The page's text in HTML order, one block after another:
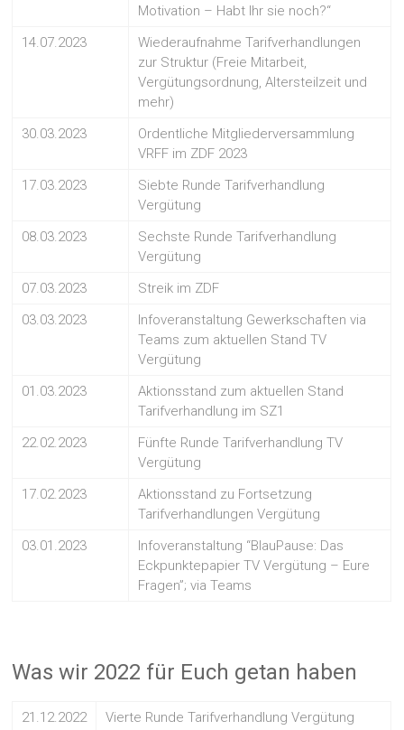
Motivation – Habt Ihr sie noch?“
14.07.2023
Wiederaufnahme Tarifverhandlungen
zur Struktur (Freie Mitarbeit,
Vergütungsordnung, Altersteilzeit und
mehr)
30.03.2023
Ordentliche Mitgliederversammlung
VRFF im ZDF 2023
17.03.2023
Siebte Runde Tarifverhandlung
Vergütung
08.03.2023
Sechste Runde Tarifverhandlung
Vergütung
07.03.2023
Streik im ZDF
03.03.2023
Infoveranstaltung Gewerkschaften via
Teams zum aktuellen Stand TV
Vergütung
01.03.2023
Aktionsstand zum aktuellen Stand
Tarifverhandlung im SZ1
22.02.2023
Fünfte Runde Tarifverhandlung TV
Vergütung
17.02.2023
Aktionsstand zu Fortsetzung
Tarifverhandlungen Vergütung
03.01.2023
Infoveranstaltung “BlauPause: Das
Eckpunktepapier TV Vergütung – Eure
Fragen”; via Teams
Was wir 2022 für Euch getan haben
21.12.2022
Vierte Runde Tarifverhandlung Vergütung